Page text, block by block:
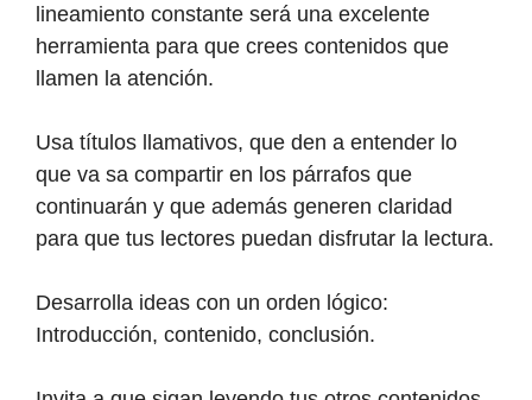
lineamiento constante será una excelente
herramienta para que crees contenidos que
llamen la atención.
Usa títulos llamativos, que den a entender lo
que va sa compartir en los párrafos que
continuarán y que además generen claridad
para que tus lectores puedan disfrutar la lectura.
Desarrolla ideas con un orden lógico:
Introducción, contenido, conclusión.